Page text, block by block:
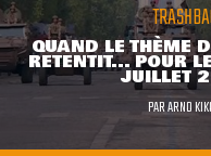
QUAND LE THÈME
RETENTIT... POUR
JUILLET
PARARNO